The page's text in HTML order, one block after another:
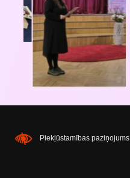
Piekļūstamības paziņojums